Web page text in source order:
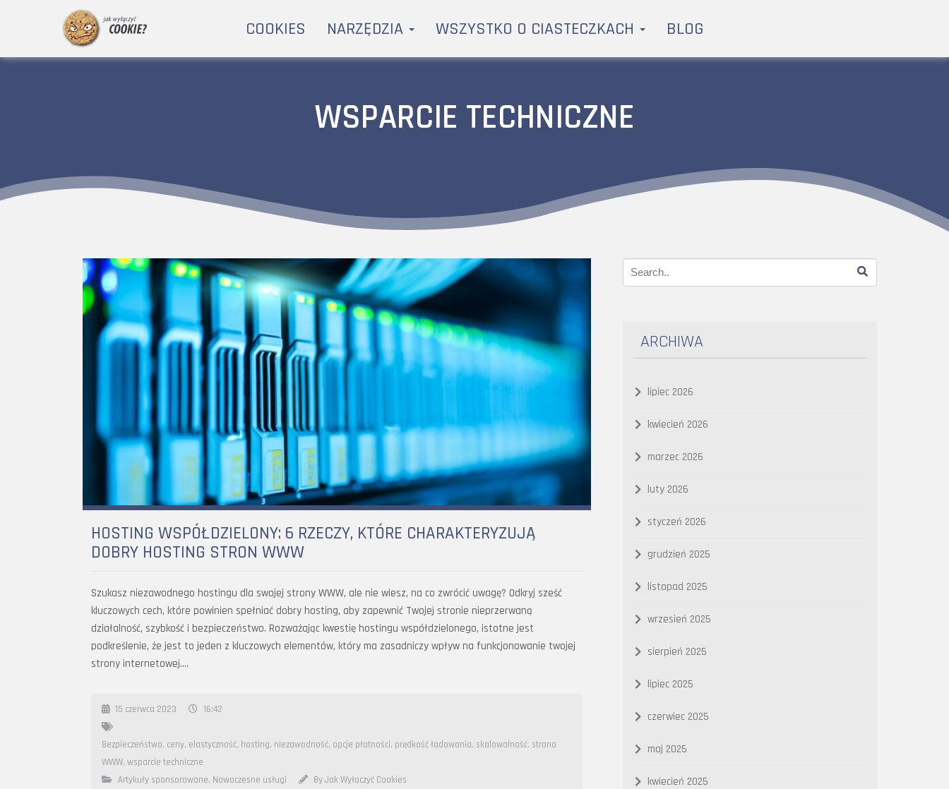
COOKIES NARZĘDZIA WSZYSTKO O CIASTECZKACH BLOG
WSPARCIE TECHNICZNE
HOSTING WSPÓŁDZIELONY: 6 RZECZY, KTÓRE CHARAKTERYZUJĄ
DOBRY HOSTING STRON WWW
Szukasz niezawodnego hostingu dla swojej strony WWW, ale nie wiesz, na co zwrócić uwagę? Odkryj sześć
kluczowych cech, które powinien spełniać dobry hosting, aby zapewnić Twojej stronie nieprzerwaną
działalność, szybkość i bezpieczeństwo. Rozważając kwestię hostingu współdzielonego, istotne jest
podkreślenie, że jest to jeden z kluczowych elementów, który ma zasadniczy wpływ na funkcjonowanie twojej
strony internetowej….
15 czerwca 2023 16:42
Bezpieczeństwo, ceny, elastyczność, hosting, niezawodność, opcje płatności, prędkość ładowania, skalowalność, strona
WWW, wsparcie techniczne
Artykuły sponsorowane, Nowoczesne usługi By Jak Wyłączyć Cookies
ARCHIWA
lipiec 2026
kwiecień 2026
marzec 2026
luty 2026
styczeń 2026
grudzień 2025
listopad 2025
wrzesień 2025
sierpień 2025
lipiec 2025
czerwiec 2025
maj 2025
kwiecień 2025